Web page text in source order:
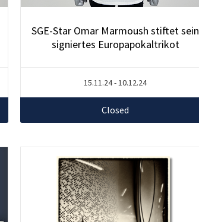
SGE-Star Omar Marmoush stiftet sein
signiertes Europapokaltrikot
15.11.24 - 10.12.24
Closed